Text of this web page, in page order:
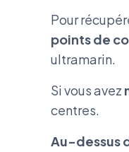
Pour
points de
ultramarin.
Si vous avez
centres.
Au-dessus